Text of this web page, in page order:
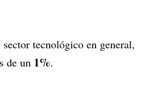
tecnológico en general,
de un 1%.